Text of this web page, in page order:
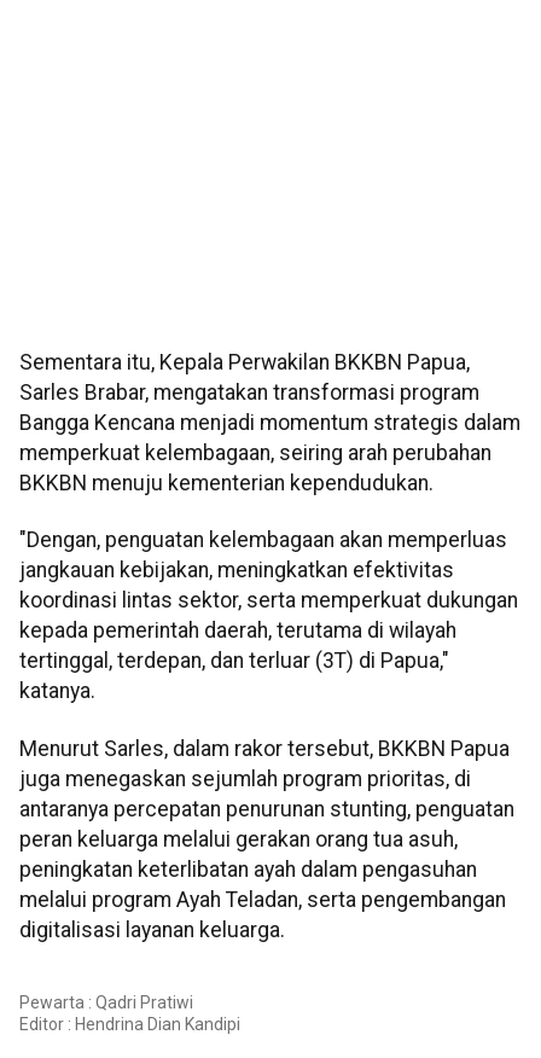
Sementara itu, Kepala Perwakilan BKKBN Papua,
Sarles Brabar, mengatakan transformasi program
Bangga Kencana menjadi momentum strategis dalam
memperkuat kelembagaan, seiring arah perubahan
BKKBN menuju kementerian kependudukan.
"Dengan, penguatan kelembagaan akan memperluas
jangkauan kebijakan, meningkatkan efektivitas
koordinasi lintas sektor, serta memperkuat dukungan
kepada pemerintah daerah, terutama di wilayah
tertinggal, terdepan, dan terluar (3T) di Papua,"
katanya.
Menurut Sarles, dalam rakor tersebut, BKKBN Papua
juga menegaskan sejumlah program prioritas, di
antaranya percepatan penurunan stunting, penguatan
peran keluarga melalui gerakan orang tua asuh,
peningkatan keterlibatan ayah dalam pengasuhan
melalui program Ayah Teladan, serta pengembangan
digitalisasi layanan keluarga.
Pewarta : Qadri Pratiwi
Editor : Hendrina Dian Kandipi